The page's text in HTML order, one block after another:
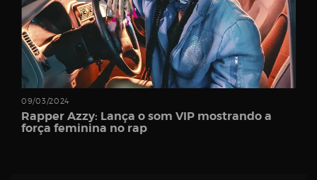
09/03/2024
Rapper Azzy: Lança o som VIP mostrando a
força feminina no rap